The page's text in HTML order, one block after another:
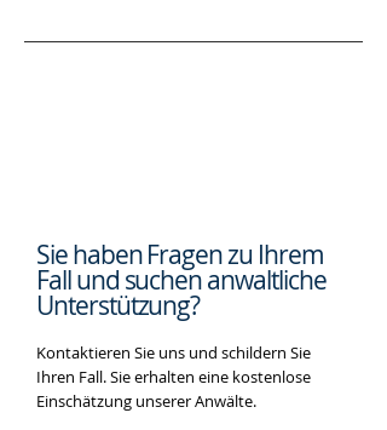
Sie haben Fragen zu Ihrem
Fall und suchenanwaltliche
Unterstützung?
Kontaktieren Sie uns und schildern Sie
Ihren Fall. Sie erhalten eine kostenlose
Einschätzung unserer Anwälte.